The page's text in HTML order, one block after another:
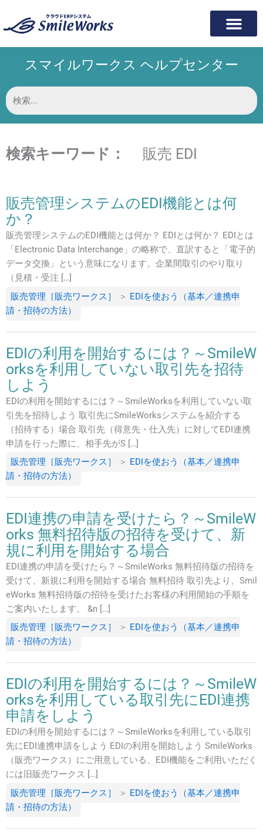
ス
プ
スマイルワークス ヘルプセンター
検
索
対
検索キーワード： 販売 EDI
販売管理システムのEDI機能とは何
か？
販売管理システムのEDI機能とは何か？ EDIとは何か？ EDIとは
「Electronic Data Interchange」の略称で、直訳すると「電子的
データ交換」という意味になります。企業間取引のやり取り
（見積・受注 […]
販売管理［販売ワークス］
＞ EDIを使おう（基本／連携申
請・招待の方法）
EDIの利用を開始するには？～SmileW
orksを利用していない取引先を招待
しよう
EDIの利用を開始するには？～SmileWorksを利用していない取
引先を招待しよう 取引先にSmileWorksシステムを紹介する
（招待する）場合 取引先（得意先・仕入先）に対してEDI連携
申請を行った際に、相手先がS […]
販売管理［販売ワークス］
＞ EDIを使おう（基本／連携申
請・招待の方法）
EDI連携の申請を受けたら？～SmileW
orks 無料招待版の招待を受けて、新
規に利用を開始する場合
EDI連携の申請を受けたら？～SmileWorks 無料招待版の招待を
受けて、新規に利用を開始する場合 無料招待 取引先より、Smil
eWorks 無料招待版の招待を受けたお客様の利用開始の手順を
ご案内いたします。 &n […]
販売管理［販売ワークス］
＞ EDIを使おう（基本／連携申
請・招待の方法）
EDIの利用を開始するには？～SmileW
orksを利用している取引先にEDI連携
申請をしよう
EDIの利用を開始するには？～SmileWorksを利用している取引
先にEDI連携申請をしよう EDIの利用を開始しよう SmileWorks
（販売ワークス）にご用意している、EDI機能をご利用いただく
には旧販売ワークス […]
販売管理［販売ワークス］
＞ EDIを使おう（基本／連携申
請・招待の方法）